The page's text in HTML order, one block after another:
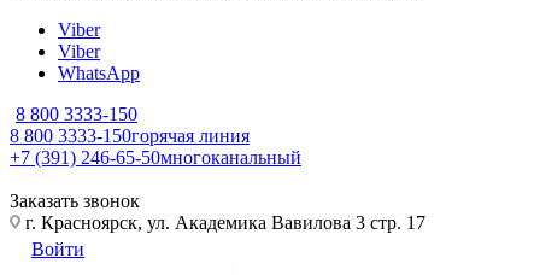
Viber
Viber
WhatsApp
8 800 3333-150
8 800 3333-150горячая линия
+7 (391) 246-65-50многоканальный
Заказать звонок
г. Красноярск, ул. Академика Вавилова 3 стр. 17
Войти